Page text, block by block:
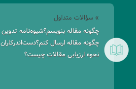
» سؤالات متداول
چگونه مقاله بنویسم؟شیوه‌نامه
چگونه مقاله ارسال کنم؟
نحوه ارزیابی مقالات چیست؟